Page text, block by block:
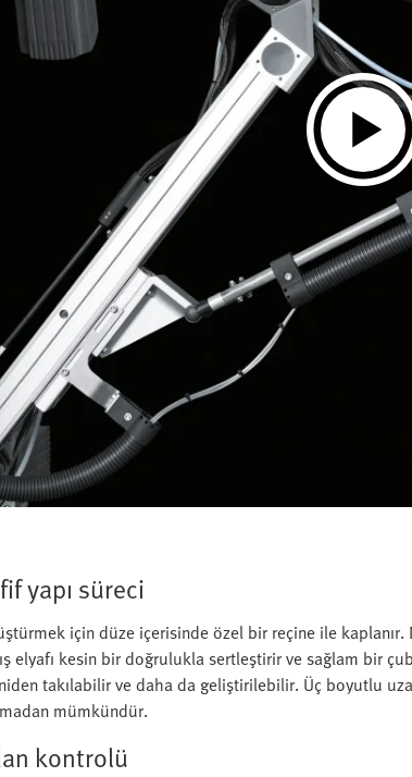
yapı süreci
için düze içerisinde özel bir reçine ile kaplanır.
elyafı kesin bir doğrulukla sertleştirir ve sağlam bir
takılabilir ve daha da geliştirilebilir. Üç boyutlu
mümkündür.
kontrolü